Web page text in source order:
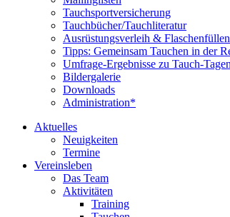
Tauchsportversicherung
Tauchbücher/Tauchliteratur
Ausrüstungsverleih & Flaschenfüllen
Tipps: Gemeinsam Tauchen in der
Umfrage-Ergebnisse zu Tauch-Tagen
Bildergalerie
Downloads
Administration*
Aktuelles
Neuigkeiten
Termine
Vereinsleben
Das Team
Aktivitäten
Training